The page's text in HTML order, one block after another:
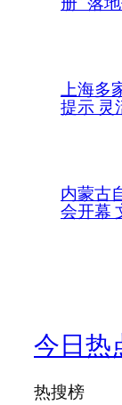
上海多
提示 灵
内蒙古
会开幕
今日热
热搜榜